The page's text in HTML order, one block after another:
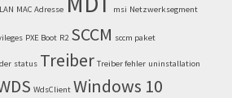
LAN MAC Adresse msi Netzwerksegment
PXE Boot R2 SCCM sccm paket
status Treiber Treiber fehler uninstallation
WdsClient Windows 10